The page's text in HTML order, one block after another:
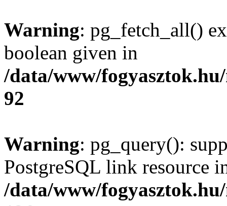
Warning: pg_fetch_all()
boolean given in
/data/www/
92
Warning: pg_query():
PostgreSQL link resource
/data/www/